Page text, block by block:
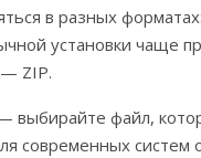
в разных
установки чаще
ZIP.
выбирайте файл,
современных систем